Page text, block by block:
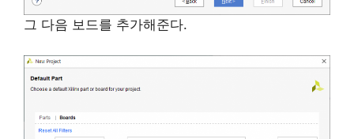
그 다음 보드를 추가해준다.